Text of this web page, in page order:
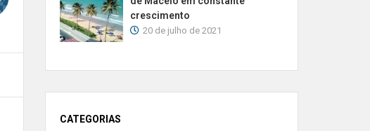
crescimento
20 de julho de 2021
CATEGORIAS